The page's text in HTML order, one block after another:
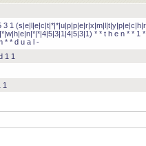
3 1
* * t h e n * * 1
* * d u a l -
1 1
1